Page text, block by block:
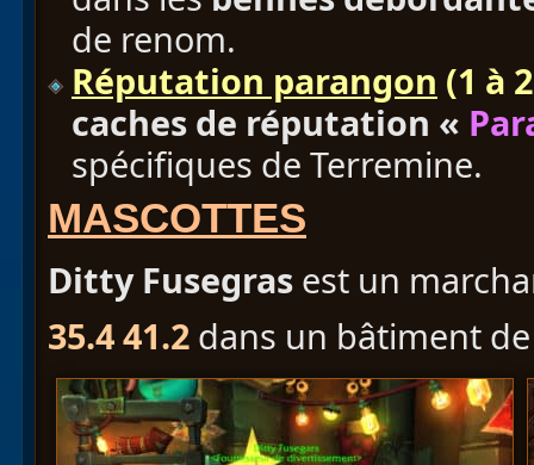
de renom.
Réputation parangon (1 à
caches de réputation «
spécifiques de Terremine.
MASCOTTES
Ditty Fusegras est un
35.4 41.2 dans un bâtiment